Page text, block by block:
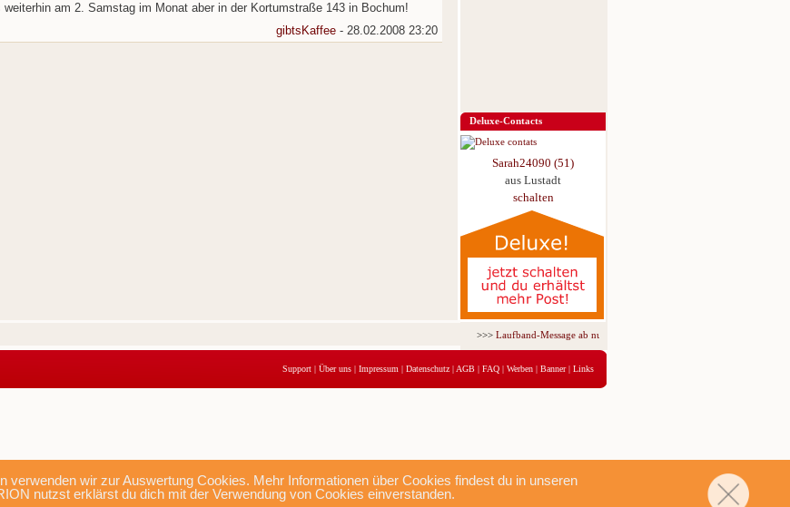
wir zur Auswertung Cookies. Mehr Informationen über Cookies findest du in unseren
nutzst erklärst du dich mit der Verwendung von Cookies einverstanden.
weiterhin am 2. Samstag im Monat aber in der Kortumstraße 143 in Bochum!
gibtsKaffee- 28.02.2008 23:20
Deluxe-Contacts
Sarah24090 (51)
aus Lustadt
schalten
>>>Laufband-Message ab nur 5,95 € für 3 Tage!
Support | Über uns | Impressum | Datenschutz | AGB | FAQ | Werben | Banner| Links